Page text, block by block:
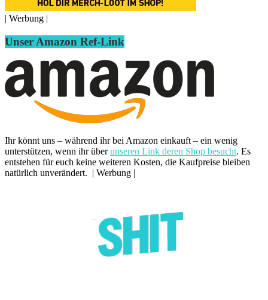
| Werbung |
Unser Amazon Ref-Link
Ihr könnt uns – während ihr bei Amazon einkauft – ein wenig
unterstützen, wenn ihr überunseren Link deren Shop besucht. Es
entstehen für euch keine weiteren Kosten, die Kaufpreise bleiben
natürlich unverändert. | Werbung |